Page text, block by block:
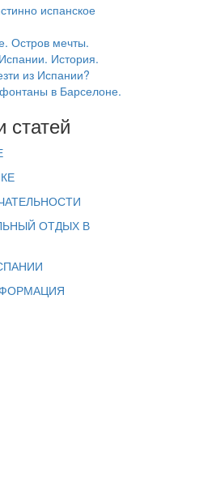
испанское
Остров мечты.
История.
из Испании?
в Барселоне.
статей
ОТДЫХ В